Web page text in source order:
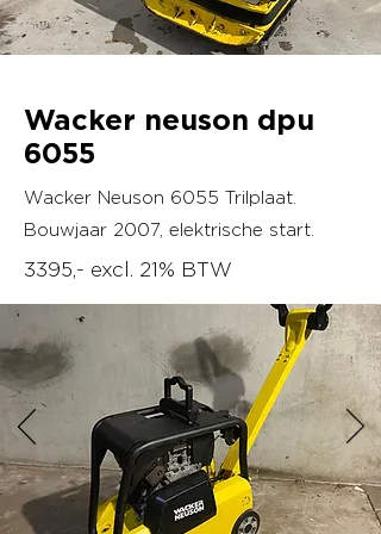
Wacker neuson dpu
6055
Wacker Neuson 6055 Trilplaat.
Bouwjaar 2007, elektrische start.
3395,- excl. 21% BTW